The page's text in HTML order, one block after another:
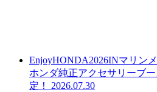
EnjoyHONDA2026INマリンメ
ホンダ純正アクセサリーブ
定！
2026.07.30